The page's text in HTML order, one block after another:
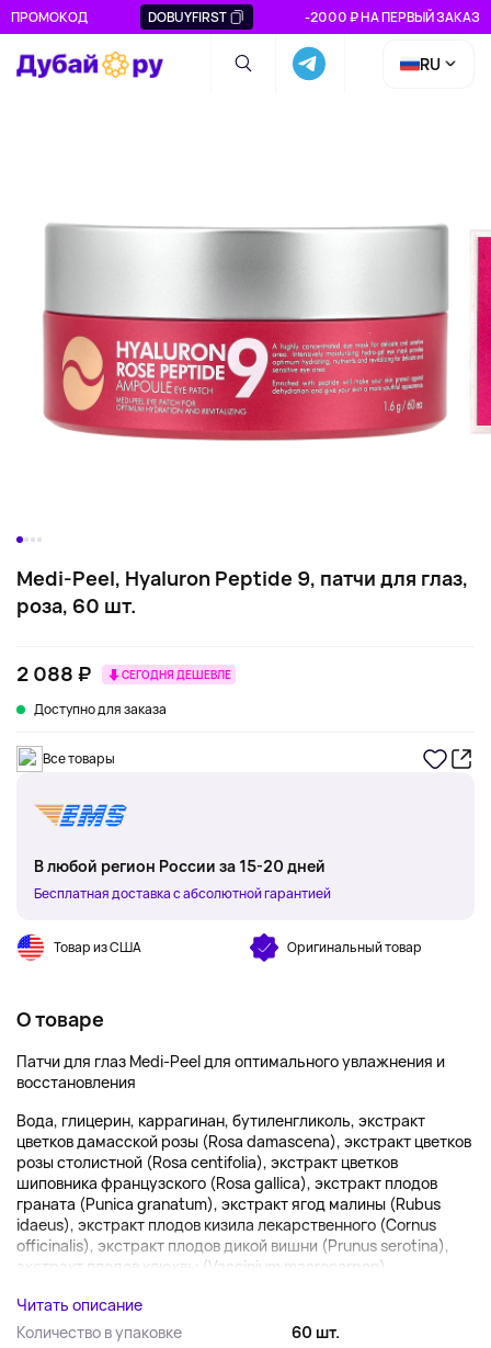
ПРОМОКОД DOBUYFIRST -2000 ₽ НА ПЕРВЫЙ ЗАКАЗ
RU
Medi-Peel, Hyaluron Peptide 9, патчи для глаз,
роза, 60 шт.
2 088 ₽ СЕГОДНЯ ДЕШЕВЛЕ
Доступно для заказа
Все товары
В любой регион России за 15-20 дней
Бесплатная доставка с абсолютной гарантией
Товар из США Оригинальный товар
О товаре
Патчи для глаз Medi-Peel для оптимального увлажнения и
восстановления
Вода, глицерин, каррагинан, бутиленгликоль, экстракт
цветков дамасской розы (Rosa damascena), экстракт цветков
розы столистной (Rosa centifolia), экстракт цветков
шиповника французского (Rosa gallica), экстракт плодов
граната (Punica granatum), экстракт ягод малины (Rubus
idaeus), экстракт плодов кизила лекарственного (Cornus
officinalis), экстракт плодов дикой вишни (Prunus serotina),
экстракт плодов клюквы (Vaccinium macrocarpon),...
Читать описание
Количество в упаковке
60 шт.